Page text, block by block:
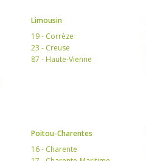
Limousin
19 - Corrèze
23 - Creuse
87 - Haute-Vienne
Poitou-Charentes
16 - Charente